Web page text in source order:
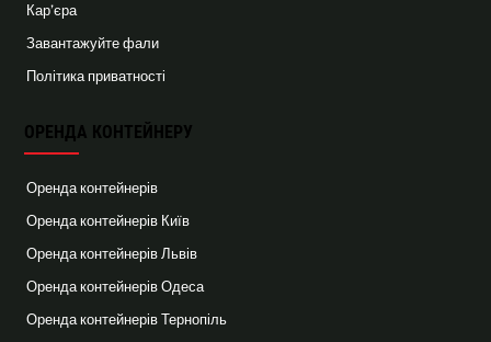
Кар’єра
Завантажуйте фали
Політика приватності
ОРЕНДА КОНТЕЙНЕРУ
Оренда контейнерів
Оренда контейнерів Київ
Оренда контейнерів Львів
Оренда контейнерів Одеса
Оренда контейнерів Тернопіль